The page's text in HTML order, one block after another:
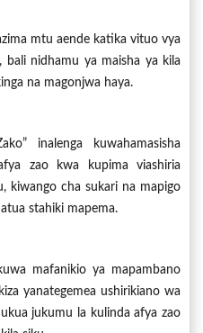
mtu aende katika vituo vya
bali nidhamu ya maisha ya kila
na magonjwa haya.
inalenga kuwahamasisha
zao kwa kupima viashiria
kiwango cha sukari na mapigo
stahiki mapema.
mafanikio ya mapambano
yanategemea ushirikiano wa
jukumu la kulinda afya zao